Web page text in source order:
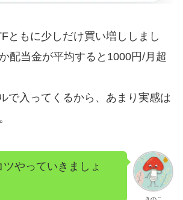
ともに少しだけ買い増ししまし
配当金が平均すると1000円/月超
で入ってくるから、あまり実感は
やっていきましょ